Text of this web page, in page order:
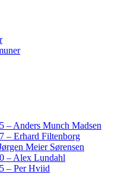
– Anders Munch Madsen
– Erhard Filtenborg
Meier Sørensen
– Alex Lundahl
– Per Hviid